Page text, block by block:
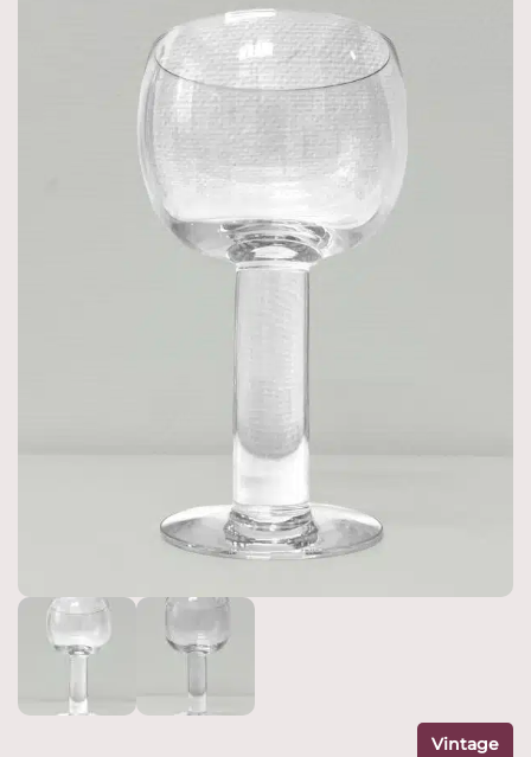
Vintage